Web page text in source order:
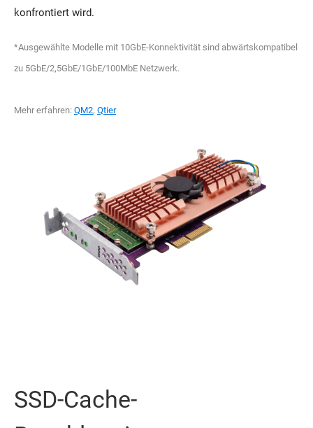
konfrontiert wird.
*Ausgewählte Modelle mit 10GbE-Konnektivität sind abwärtskompatibel
zu 5GbE/2,5GbE/1GbE/100MbE Netzwerk.
Mehr erfahren: QM2, Qtier
SSD-Cache-